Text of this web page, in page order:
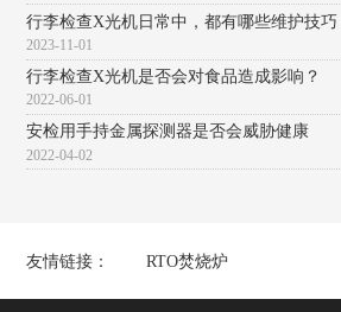
行李检查X光机日常中，都有哪些维护技巧
2023-11-01
行李检查X光机是否会对食品造成影响？
2022-06-01
安检用手持金属探测器是否会威胁健康
2022-04-02
友情链接： RTO焚烧炉